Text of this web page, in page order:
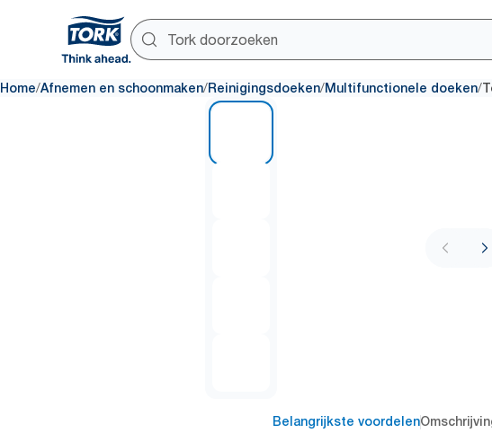
Home/Afnemen en schoonmaken/Reinigingsdoeken/Multifunctionele doeken/
Belangrijkste voordelen